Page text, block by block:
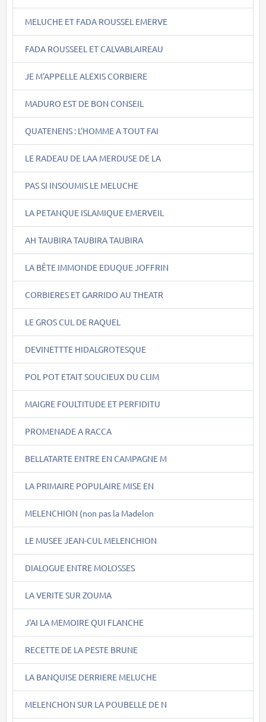
MELUCHE ET FADA ROUSSEL EMERVE
FADA ROUSSEEL ET CALVABLAIREAU
JE M'APPELLE ALEXIS CORBIERE
MADURO EST DE BON CONSEIL
QUATENENS : L'HOMME A TOUT FAI
LE RADEAU DE LAA MERDUSE DE LA
PAS SI INSOUMIS LE MELUCHE
LA PETANQUE ISLAMIQUE EMERVEIL
AH TAUBIRA TAUBIRA TAUBIRA
LA BÊTE IMMONDE EDUQUE JOFFRIN
CORBIERES ET GARRIDO AU THEATR
LE GROS CUL DE RAQUEL
DEVINETTTE HIDALGROTESQUE
POL POT ETAIT SOUCIEUX DU CLIM
MAIGRE FOULTITUDE ET PERFIDITU
PROMENADE A RACCA
BELLATARTE ENTRE EN CAMPAGNE M
LA PRIMAIRE POPULAIRE MISE EN
MELENCHION (non pas la Madelon
LE MUSEE JEAN-CUL MELENCHION
DIALOGUE ENTRE MOLOSSES
LA VERITE SUR ZOUMA
J'AI LA MEMOIRE QUI FLANCHE
RECETTE DE LA PESTE BRUNE
LA BANQUISE DERRIERE MELUCHE
MELENCHON SUR LA POUBELLE DE N